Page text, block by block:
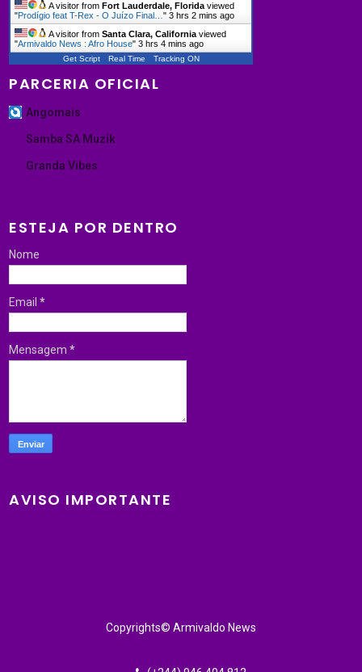
A visitor from Fort Lauderdale, Florida viewed
"Prodígio feat T-Rex - O Juízo Final…"3 hrs 2 mins ago
A visitor fromSanta Clara, California viewed
"Armivaldo News : Afro House"3 hrs 4 mins ago
Get Script Real Time Tracking ON
PARCERIA OFICIAL
Angomais
Samba SA Muzik
Granda Vibes
ESTEJA POR DENTRO
Nome
Email*
Mensagem*
AVISO IMPORTANTE
Copyrights© Armivaldo News